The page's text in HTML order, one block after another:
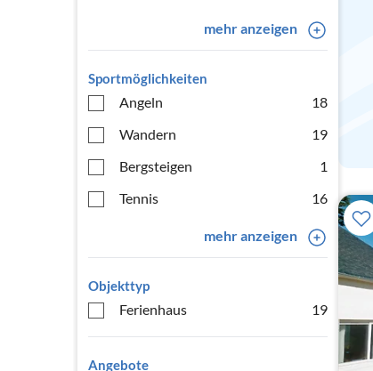
mehr anzeigen
Sportmöglichkeiten
Angeln
18
Wandern
19
Bergsteigen
1
Tennis
16
mehr anzeigen
Objekttyp
Ferienhaus 19
Angebote